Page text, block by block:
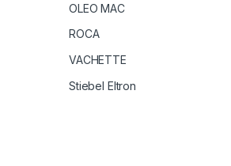
OLEO MAC
ROCA
VACHETTE
Stiebel Eltron